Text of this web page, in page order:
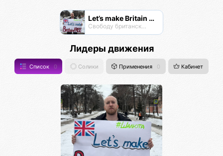
Let’s make Britain FREE!
Свободу британскому народу! #letsmakebritainfree #lmbf
Лидеры движения
Список 0 Солики Применения 0 Кабинет